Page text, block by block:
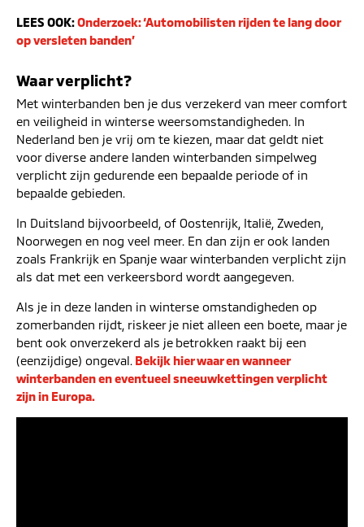
LEES OOK:Onderzoek: ‘Automobilisten rijden te lang door
op versleten banden’
Waar verplicht?
Met winterbanden ben je dus verzekerd van meer comfort
en veiligheid in winterse weersomstandigheden. In
Nederland ben je vrij om te kiezen, maar dat geldt niet
voor diverse andere landen winterbanden simpelweg
verplicht zijn gedurende een bepaalde periode of in
bepaalde gebieden.
In Duitsland bijvoorbeeld, of Oostenrijk, Italië, Zweden,
Noorwegen en nog veel meer. En dan zijn er ook landen
zoals Frankrijk en Spanje waar winterbanden verplicht zijn
als dat met een verkeersbord wordt aangegeven.
Als je in deze landen in winterse omstandigheden op
zomerbanden rijdt, riskeer je niet alleen een boete, maar je
bent ook onverzekerd als je betrokken raakt bij een
(eenzijdige) ongeval. Bekijk hier waar en wanneer
winterbanden en eventueel sneeuwkettingen verplicht
zijn in Europa.